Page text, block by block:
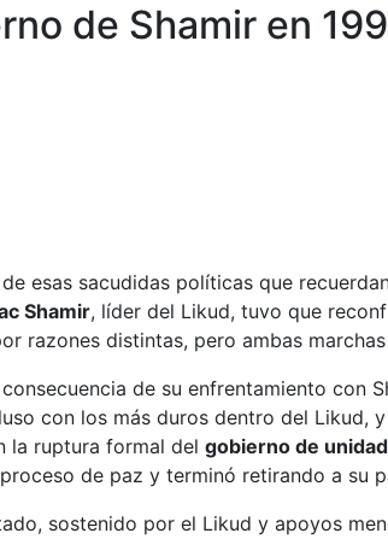
de Shamir en
esas sacudidas políticas que
Shamir, líder del Likud, tuvo que
razones distintas, pero ambas
de su enfrentamiento
con los más duros dentro del
la ruptura formal del gobierno de
de paz y terminó retirando a
sostenido por el Likud y apoyos